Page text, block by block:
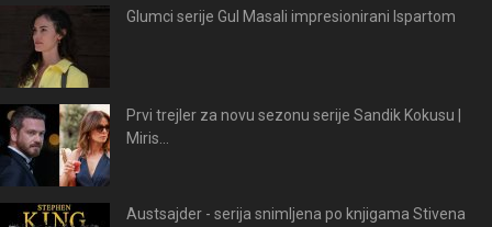
Glumci serije Gul Masali impresionirani Ispartom
Prvi trejler za novu sezonu serije Sandik Kokusu |
Miris...
Austsajder - serija snimljena po knjigama Stivena